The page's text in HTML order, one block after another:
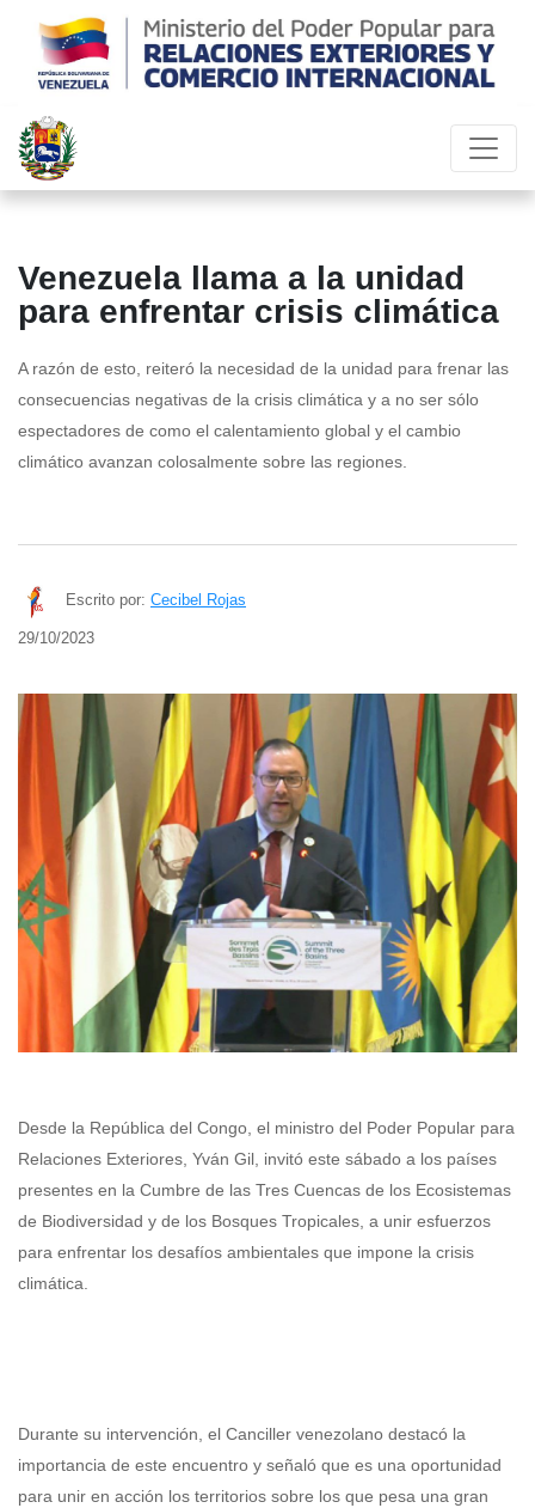
Venezuela llama a la unidad
para enfrentar crisis climática
A razón de esto, reiteró la necesidad de la unidad para frenar las
consecuencias negativas de la crisis climática y a no ser sólo
espectadores de como el calentamiento global y el cambio
climático avanzan colosalmente sobre las regiones.
Escrito por: Cecibel Rojas
29/10/2023
Desde la República del Congo, el ministro del Poder Popular para
Relaciones Exteriores, Yván Gil, invitó este sábado a los países
presentes en la Cumbre de las Tres Cuencas de los Ecosistemas
de Biodiversidad y de los Bosques Tropicales, a unir esfuerzos
para enfrentar los desafíos ambientales que impone la crisis
climática.
Durante su intervención, el Canciller venezolano destacó la
importancia de este encuentro y señaló que es una oportunidad
para unir en acción los territorios sobre los que pesa una gran